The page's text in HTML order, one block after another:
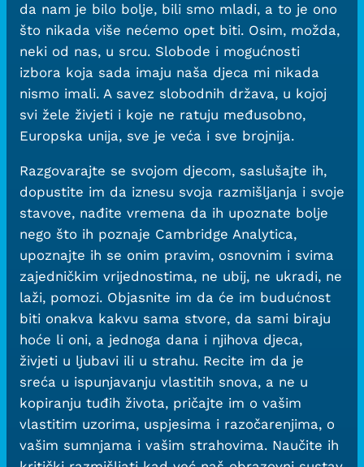
da nam je bilo bolje, bili smo mladi, a to je ono
što nikada više nećemo opet biti. Osim, možda,
neki od nas, u srcu. Slobode i mogućnosti
izbora koja sada imaju naša djeca mi nikada
nismo imali. A savez slobodnih država, u kojoj
svi žele živjeti i koje ne ratuju međusobno,
Europska unija, sve je veća i sve brojnija.
Razgovarajte se svojom djecom, saslušajte ih,
dopustite im da iznesu svoja razmišljanja i svoje
stavove, nađite vremena da ih upoznate bolje
nego što ih poznaje Cambridge Analytica,
upoznajte ih se onim pravim, osnovnim i svima
zajedničkim vrijednostima, ne ubij, ne ukradi, ne
laži, pomozi. Objasnite im da će im budućnost
biti onakva kakvu sama stvore, da sami biraju
hoće li oni, a jednoga dana i njihova djeca,
živjeti u ljubavi ili u strahu. Recite im da je
sreća u ispunjavanju vlastitih snova, a ne u
kopiranju tuđih života, pričajte im o vašim
vlastitim uzorima, uspjesima i razočarenjima, o
vašim sumnjama i vašim strahovima. Naučite ih